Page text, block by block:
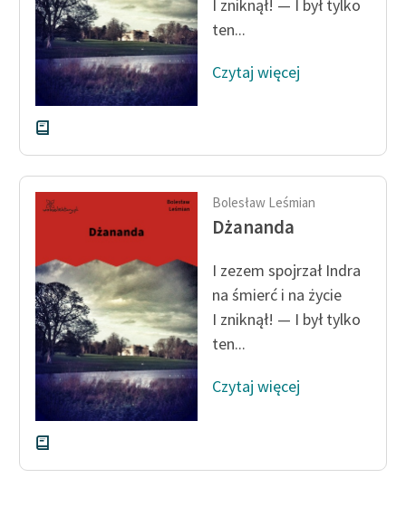
feministycznej
Ręce pełne poezji
Kolekcje edukacyjne
twórców przechodzących
do domeny publicznej,
lektur szkolnych oraz
Starego Testamentu
Odkurzamy bohaterów
Lektur
O nas
Kontakt
O projekcie
Zespół
I zniknął! — I był tylko
ten...
Czytaj więcej
Bolesław Leśmian
Dżananda
I zezem spojrzał Indra
na śmierć i na życie
I zniknął! — I był tylko
ten...
Czytaj więcej